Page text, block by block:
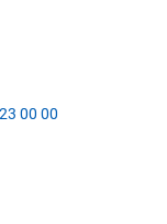
00 00